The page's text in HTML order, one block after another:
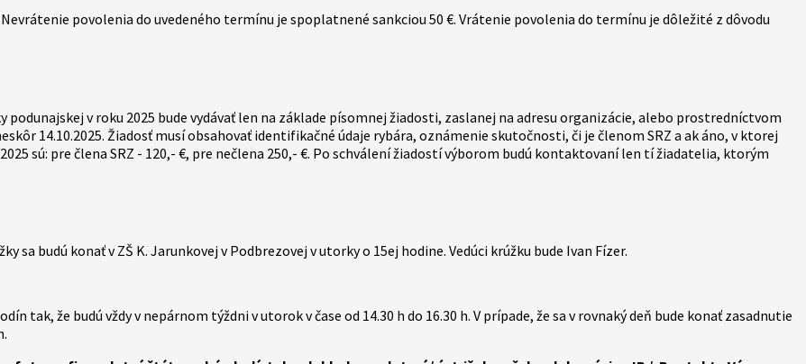
povolenia do uvedeného termínu je spoplatnené sankciou 50 €. Vrátenie povolenia do termínu je dôležité z dôvodu
podunajskej v roku 2025 bude vydávať len na základe písomnej žiadosti, zaslanej na adresu organizácie, alebo prostredníctvom
14.10.2025. Žiadosť musí obsahovať identifikačné údaje rybára, oznámenie skutočnosti, či je členom SRZ a ak áno, v ktorej
sú: pre člena SRZ - 120,- €, pre nečlena 250,- €. Po schválení žiadostí výborom budú kontaktovaní len tí žiadatelia, ktorým
sa budú konať v ZŠ K. Jarunkovej v Podbrezovej v utorky o 15ej hodine. Vedúci krúžku bude Ivan Fízer.
tak, že budú vždy v nepárnom týždni v utorok v čase od 14.30 h do 16.30 h. V prípade, že sa v rovnaký deň bude konať zasadnutie